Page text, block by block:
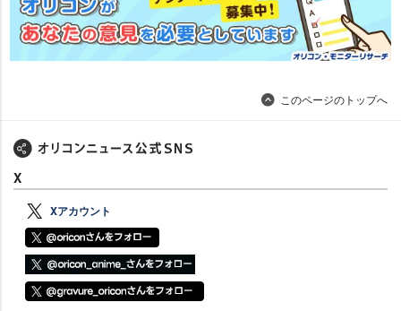
このページのトップへ
X
Xアカウント